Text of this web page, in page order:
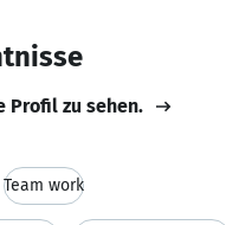
Profil zu sehen.
Team work